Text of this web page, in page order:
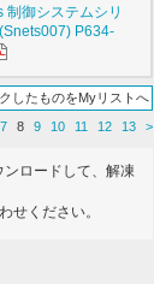
制御システムシリ
P634-
したものをMyリストへ
7 8 9 10 11 12 13 >
ロードして、解凍
せください。